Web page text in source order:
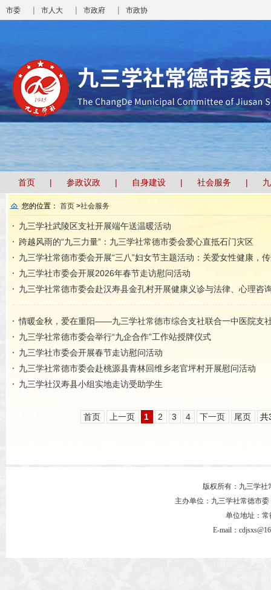
市委 | 市人大 | 市政府 | 市政协
首页 参政议政 自身建设 社会服务
您的位置： 首页 >社会服务
九三学社武陵区支社开展端午送温暖活动
跨越风雨的“九三力量”：九三学社常德市委会爱心直抵石门灾区
九三学社常德市委会开展“三八”妇女节主题活动：关爱女性健康，
九三学社市委会开展2026年春节走访慰问活动
九三学社常德市委会赴汉寿县金孔村开展健康义诊与法律、心理咨
情暖金秋，爱在重阳——九三学社常德市综合支社联合一中医院支
九三学社常德市委会举行“九企合作”工作站授牌仪式
九三学社市委会开展春节走访慰问活动
九三学社常德市委会赴桃源县青林回维乡老官坪村开展慰问活动
九三学社汉寿县小组实地走访受助学生
首页 上一页 1 2 3 4 下一页 尾页 共
版权所有：九三学
主办单位：九三学社常德市
单位地址：
E-mail：